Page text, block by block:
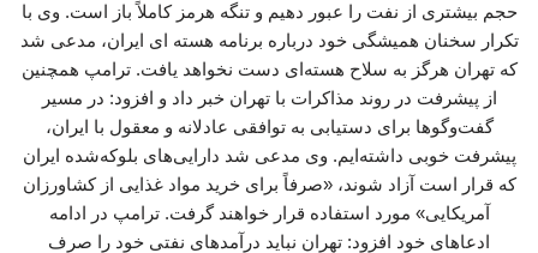
حجم بیشتری از نفت را عبور دهیم و تنگه هرمز کاملاً باز است. وی با
تکرار سخنان همیشگی خود درباره برنامه هسته ای ایران، مدعی شد
که تهران هرگز به سلاح هسته‌ای دست نخواهد یافت. ترامپ همچنین
از پیشرفت در روند مذاکرات با تهران خبر داد و افزود: در مسیر
گفت‌وگوها برای دستیابی به توافقی عادلانه و معقول با ایران،
پیشرفت خوبی داشته‌ایم. وی مدعی شد دارایی‌های بلوکه‌شده ایران
که قرار است آزاد شوند، «صرفاً برای خرید مواد غذایی از کشاورزان
آمریکایی» مورد استفاده قرار خواهند گرفت. ترامپ در ادامه
ادعاهای خود افزود: تهران نباید درآمدهای نفتی خود را صرف